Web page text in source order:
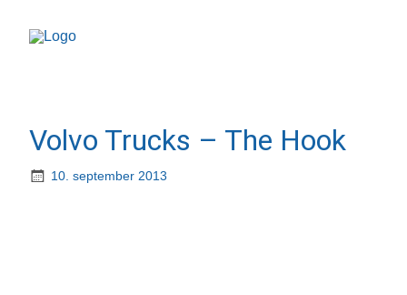
Volvo Trucks – The Hook
10. september 2013